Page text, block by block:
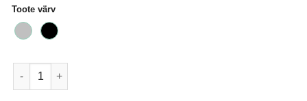
Toote värv